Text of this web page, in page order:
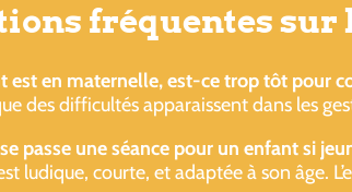
fréquentes
est en maternelle, est-ce trop tôt pour
des difficultés apparaissent dans les
passe une séance pour un enfant si
ludique, courte, et adaptée à son âge.